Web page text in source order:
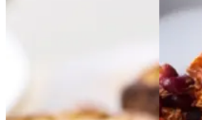
Surdejstoast
og
tomat
Tacos
ærte-
mash